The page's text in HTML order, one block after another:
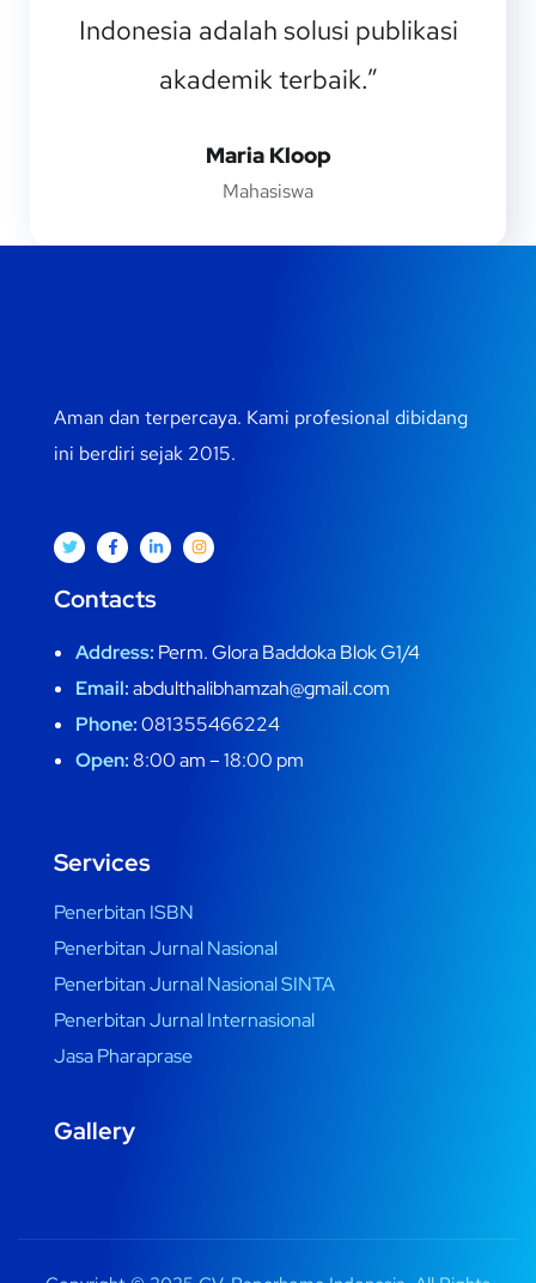
Indonesia adalah solusi publikasi
akademik terbaik.”
Maria Kloop
Mahasiswa
Aman dan terpercaya. Kami profesional dibidang
ini berdiri sejak 2015.
Contacts
Address: Perm. Glora Baddoka Blok G1/4
Email:abdulthalibhamzah@gmail.com
Phone:081355466224
Open:8:00 am – 18:00 pm
Services
Penerbitan ISBN
Penerbitan Jurnal Nasional
Penerbitan Jurnal Nasional SINTA
Penerbitan Jurnal Internasional
Jasa Pharaprase
Gallery